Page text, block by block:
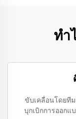
ทำ
ขับเคลื่อนโดยที
บุกเบิกการออก